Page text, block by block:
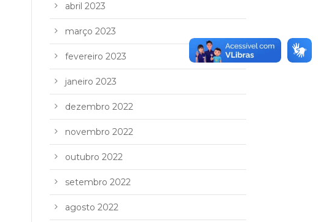
abril 2023
março 2023
fevereiro 2023
janeiro 2023
dezembro 2022
novembro 2022
outubro 2022
setembro 2022
agosto 2022